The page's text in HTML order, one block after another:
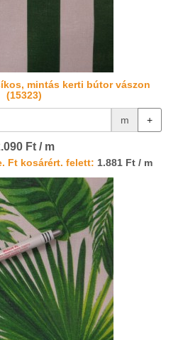
mintás kerti bútor vászon
(15323)
m +
Ft / m
Ft kosárért. felett: 1.881 Ft / m